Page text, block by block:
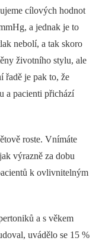
cílových hodnot
a jednak je to
nebolí, a tak skoro
životního stylu, ale
řadě je pak to, že
a pacienti přichází
roste. Vnímáte
výrazně za dobu
k ovlivnitelným
a s věkem
uvádělo se 15 %